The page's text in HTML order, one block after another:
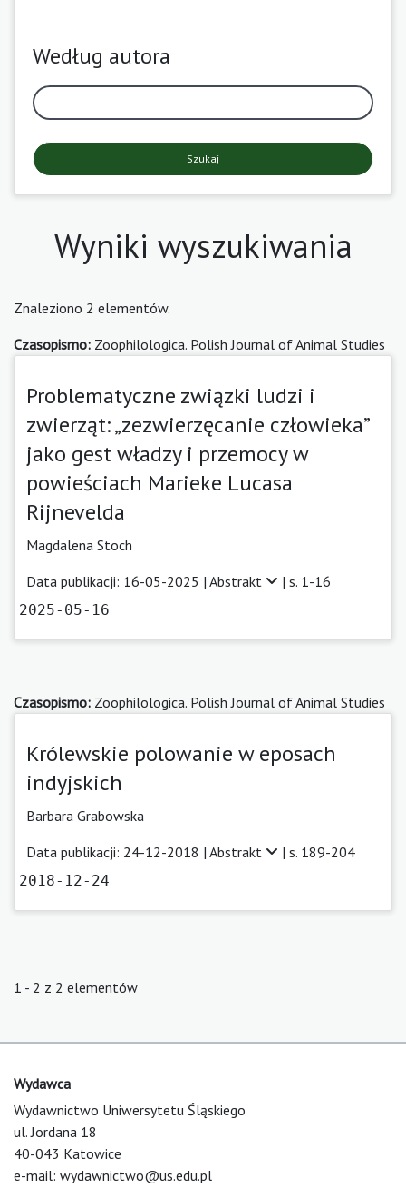
Według autora
Szukaj
Wyniki wyszukiwania
Znaleziono 2 elementów.
Czasopismo: Zoophilologica. Polish Journal of Animal Studies
Problematyczne związki ludzi i
zwierząt: „zezwierzęcanie człowieka”
jako gest władzy i przemocy w
powieściach Marieke Lucasa
Rijnevelda
Magdalena Stoch
Data publikacji: 16-05-2025 | Abstrakt | s. 1-16
2025-05-16
Czasopismo: Zoophilologica. Polish Journal of Animal Studies
Królewskie polowanie w eposach
indyjskich
Barbara Grabowska
Data publikacji: 24-12-2018 | Abstrakt | s. 189-204
2018-12-24
1 - 2 z 2 elementów
Wydawca
Wydawnictwo Uniwersytetu Śląskiego
ul. Jordana 18
40-043 Katowice
e-mail: wydawnictwo@us.edu.pl